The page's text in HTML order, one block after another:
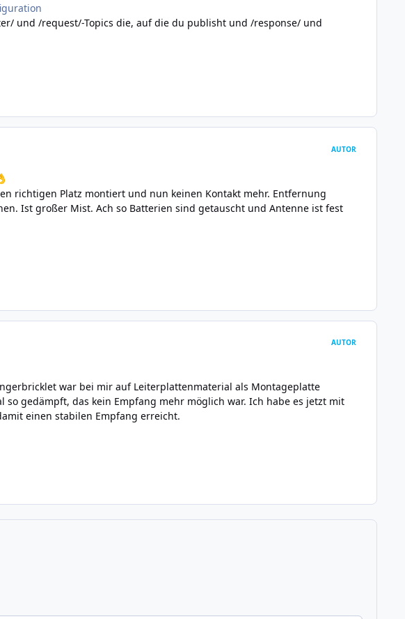
und /request/-Topics die, auf die du publisht und /response/ und
AUTOR
richtigen Platz montiert und nun keinen Kontakt mehr. Entfernung
Ist großer Mist. Ach so Batterien sind getauscht und Antenne ist fest
AUTOR
war bei mir auf Leiterplattenmaterial als Montageplatte
gedämpft, das kein Empfang mehr möglich war. Ich habe es jetzt mit
einen stabilen Empfang erreicht.